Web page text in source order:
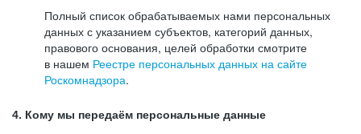
Полный список обрабатываемых нами персональных
данных с указанием субъектов, категорий данных,
правового основания, целей обработки смотрите
в нашем Реестре персональных данных на сайте
Роскомнадзора.
4. Кому мы передаём персональные данные